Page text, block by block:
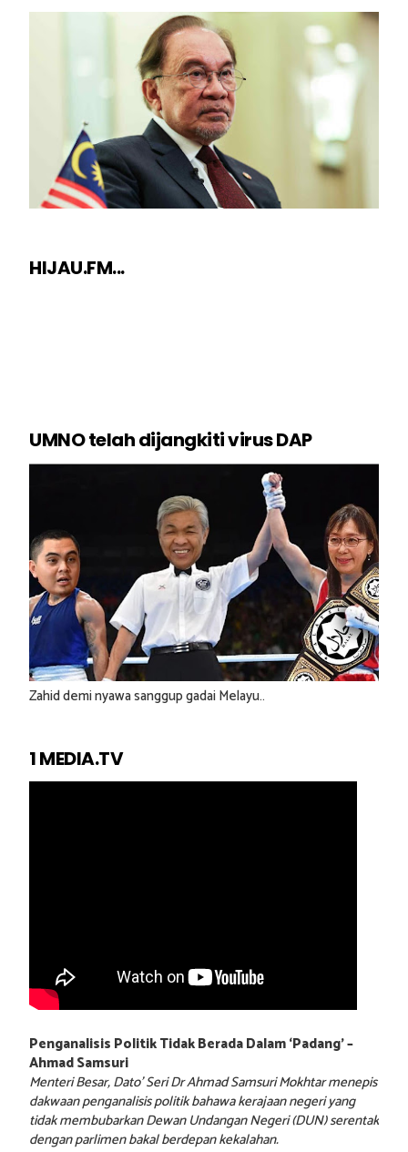
HIJAU.FM...
UMNO telah dijangkiti virus DAP
Zahid demi nyawa sanggup gadai Melayu..
1 MEDIA.TV
Penganalisis Politik Tidak Berada Dalam ‘Padang’ –
Ahmad Samsuri
Menteri Besar, Dato’ Seri Dr Ahmad Samsuri Mokhtar menepis
dakwaan penganalisis politik bahawa kerajaan negeri yang
tidak membubarkan Dewan Undangan Negeri (DUN) serentak
dengan parlimen bakal berdepan kekalahan.